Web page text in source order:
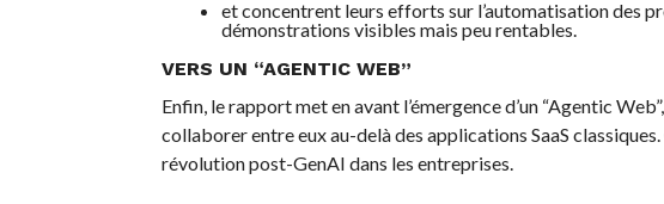
et concentrent leurs efforts sur l’automatisation des
démonstrations visibles mais peu rentables.
VERS UN “AGENTIC WEB”
Enfin, le rapport met en avant l’émergence d’un “Agentic
collaborer entre eux au-delà des applications SaaS
révolution post-GenAI dans les entreprises.